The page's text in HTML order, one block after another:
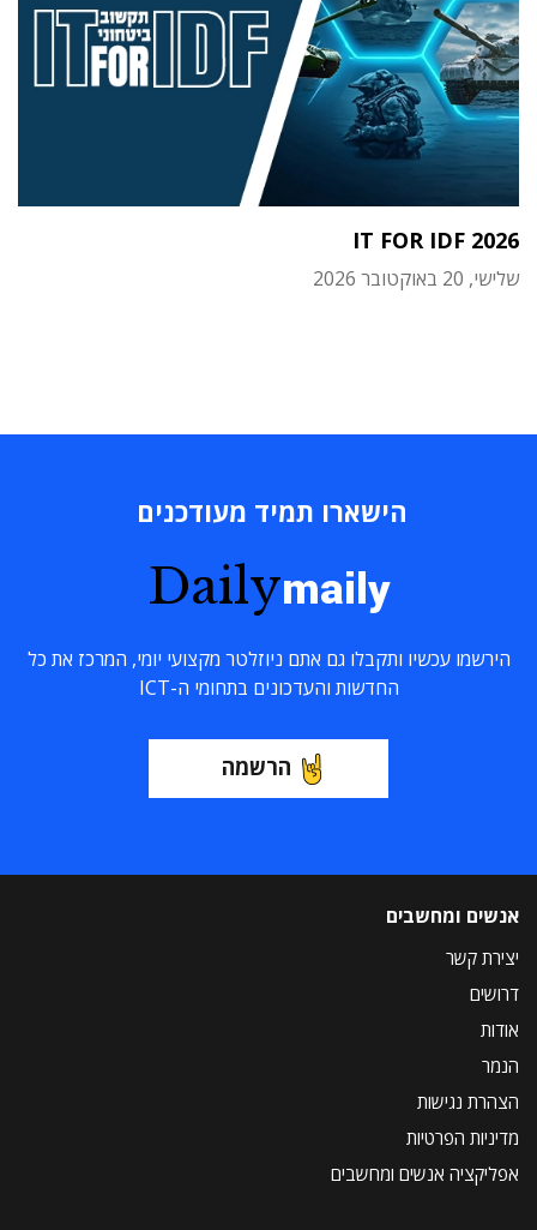
IT FOR IDF 2026
שלישי, 20 באוקטובר 2026
הישארו תמיד מעודכנים
Dailymaily
הירשמו עכשיו ותקבלו גם אתם ניוזלטר מקצועי יומי, המרכז את כל
החדשות והעדכונים בתחומי ה-ICT
הרשמה
אנשים ומחשבים
יצירת קשר
דרושים
אודות
הנמר
הצהרת נגישות
מדיניות הפרטיות
אפליקציה אנשים ומחשבים